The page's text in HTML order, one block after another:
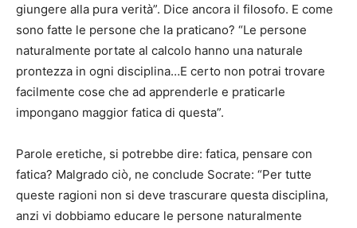
giungere alla pura verità”. Dice ancora il filosofo. E come
sono fatte le persone che la praticano? “Le persone
naturalmente portate al calcolo hanno una naturale
prontezza in ogni disciplina…E certo non potrai trovare
facilmente cose che ad apprenderle e praticarle
impongano maggior fatica di questa”.
Parole eretiche, si potrebbe dire: fatica, pensare con
fatica? Malgrado ciò, ne conclude Socrate: “Per tutte
queste ragioni non si deve trascurare questa disciplina,
anzi vi dobbiamo educare le persone naturalmente